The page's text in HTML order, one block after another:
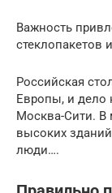
Важность
стеклопакетов
Российская
Европы, и дело
Москва-Сити. В
высоких
люди….